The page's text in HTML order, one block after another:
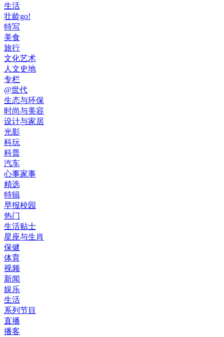
生活
壮龄go!
特写
美食
旅行
文化艺术
人文史地
专栏
@世代
生态与环保
时尚与美容
设计与家居
光影
科玩
科普
汽车
心事家事
精选
特辑
早报校园
热门
生活贴士
星座与生肖
保健
体育
视频
新闻
娱乐
生活
系列节目
直播
播客